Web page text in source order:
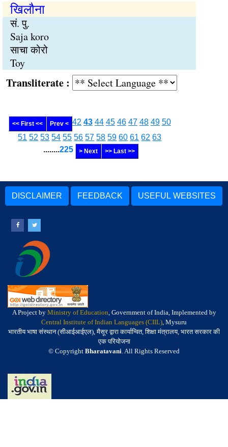
खिलौना
सं. पु.
Saja koro
साचा कोरो
Toy
:
<< First << Prev < 42 43 44 45 46 47 48 49 50
51 52 53 54 55 56 57 58 59 60 61 62 63
........225 > Next >> Last >>
DISCLAIMER FEEDBACK USEFUL WEBSITES
A Project by Ministry of Education, Government of India, Implemented by
Central Institute of Indian Languages (CIIL), Mysuru
भारतीय भाषा संस्थान (सीआईआईएल), मैसूर द्वारा कार्यान्वित, शिक्षा मंत्रालय, भारत सरकार की
एक परियोजना
© Copyright Bharatavani. All Rights Reserved